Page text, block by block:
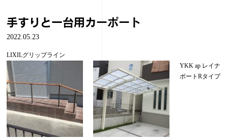
手すりと一台用カーポート
2022.05.23
LIXILグリップライン
YKK ap レイナ
ポートRタイプ